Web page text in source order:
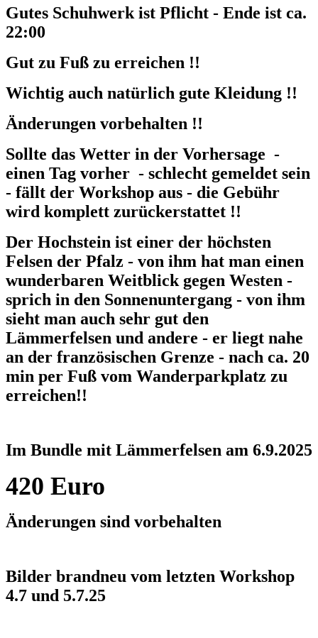
Gutes Schuhwerk ist Pflicht - Ende ist ca.
22:00
Gut zu Fuß zu erreichen !!
Wichtig auch natürlich gute Kleidung !!
Änderungen vorbehalten !!
Sollte das Wetter in der Vorhersage -
einen Tag vorher - schlecht gemeldet sein
- fällt der Workshop aus - die Gebühr
wird komplett zurückerstattet !!
Der Hochstein ist einer der höchsten
Felsen der Pfalz - von ihm hat man einen
wunderbaren Weitblick gegen Westen -
sprich in den Sonnenuntergang - von ihm
sieht man auch sehr gut den
Lämmerfelsen und andere - er liegt nahe
an der französischen Grenze - nach ca. 20
min per Fuß vom Wanderparkplatz zu
erreichen!!
Im Bundle mit Lämmerfelsen am 6.9.2025
420 Euro
Änderungen sind vorbehalten
Bilder brandneu vom letzten Workshop
4.7 und 5.7.25